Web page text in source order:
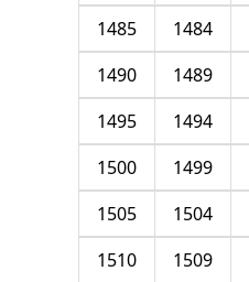
1484
1485
1489
1490
1494
1495
1499
1500
1504
1505
1509
1510